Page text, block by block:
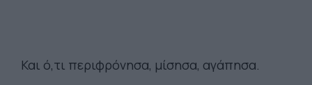
Και ό,τι περιφρόνησα, μίσησα, αγάπησα.